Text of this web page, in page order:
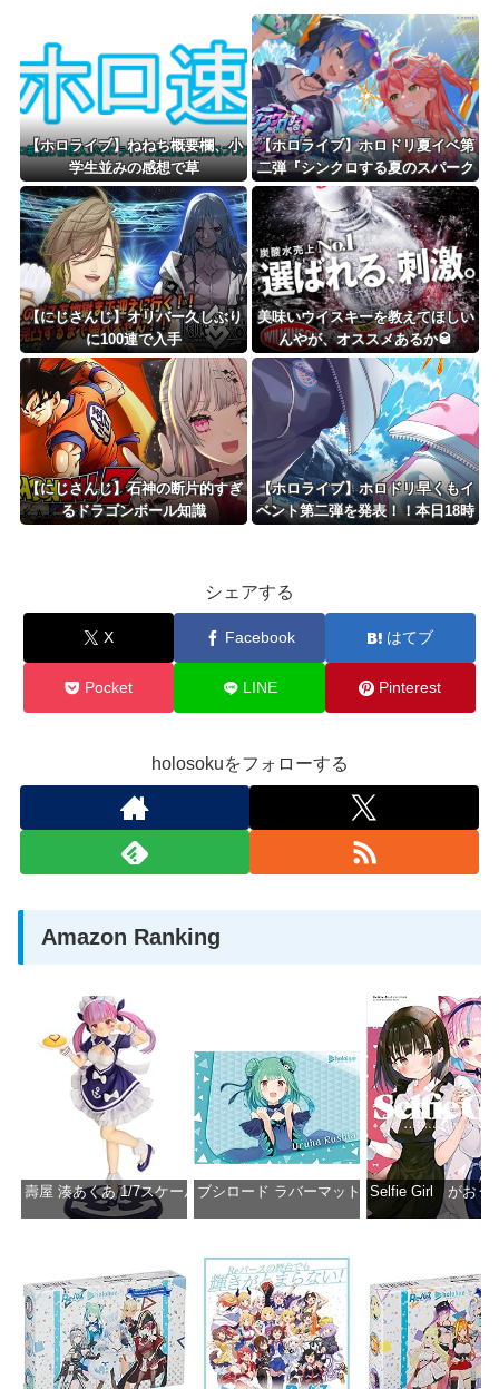
【ホロライブ】ねねち概要欄、小
学生並みの感想で草
【ホロライブ】ホロドリ夏イベ第
二弾『シンクロする夏のスパーク
ル』明日から開催！！ガチャ追加
は水着みこめっと
【にじさんじ】オリバー久しぶり
に100連で入手
美味いウイスキーを教えてほしい
んやが、オススメあるか🥃
【にじさんじ】石神の断片的すぎ
るドラゴンボール知識
【ホロライブ】ホロドリ早くもイ
ベント第二弾を発表！！本日18時
シェアする
X Facebook はてブ
Pocket LINE Pinterest
holosokuをフォローする
Amazon Ranking
壽屋 湊あくあ 1/7スケール PVC製 塗装済み完成品フィギュア PP942
ブシロード ラバーマットコレクション
Selfie Girl がおう